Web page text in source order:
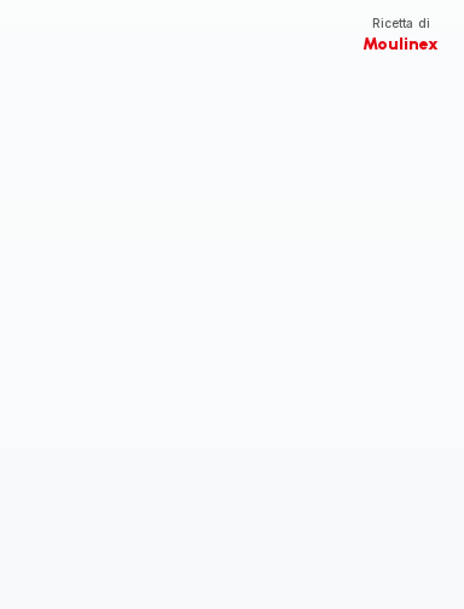
Ricetta di
Moulinex